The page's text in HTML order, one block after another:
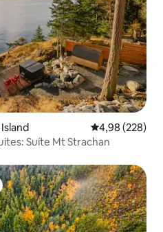
4,98 de uma
4,98 (228)
Suíte Mt Strachan
dos hóspedes